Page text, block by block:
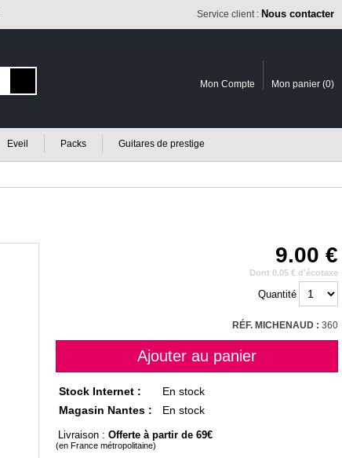
Service client : Nous contacter
Mon Compte Mon panier (0)
Eveil Packs Guitares de prestige
9.00
Dont 0.05 € d'écotaxe
Quantité
RÉF. MICHENAUD : 360
Stock Internet :
En stock
Magasin Nantes :
En stock
Livraison : Offerte à partir de 69
(en France métropolitaine)